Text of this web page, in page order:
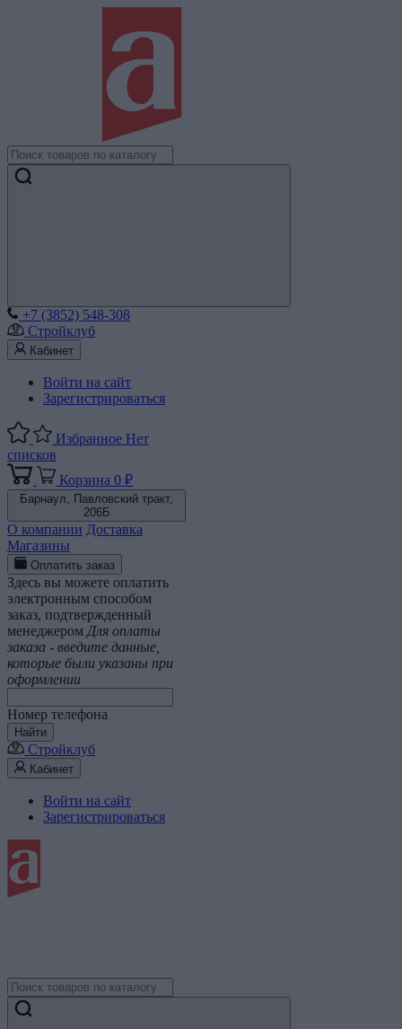
+7 (3852) 548-308
Стройклуб
Кабинет
Войти на сайт
Зарегистрироваться
Избранное Нет
списков
Корзина 0 ₽
Барнаул, Павловский тракт,
206Б
О компании Доставка
Магазины
Оплатить заказ
Здесь вы можете оплатить
электронным способом
заказ, подтвержденный
менеджером Для оплаты
заказа - введите данные,
которые были указаны при
оформлении
Номер телефона
Найти
Стройклуб
Кабинет
Войти на сайт
Зарегистрироваться